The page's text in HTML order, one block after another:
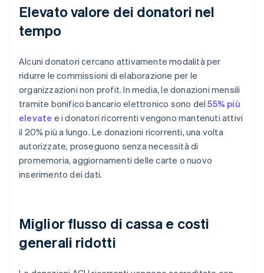
Elevato valore dei donatori nel
tempo
Alcuni donatori cercano attivamente modalità per
ridurre le commissioni di elaborazione per le
organizzazioni non profit. In media, le donazioni mensili
tramite bonifico bancario elettronico sono del55% più
elevate e i donatori ricorrenti vengono mantenuti attivi
il 20% più a lungo. Le donazioni ricorrenti, una volta
autorizzate, proseguono senza necessità di
promemoria, aggiornamenti delle carte o nuovo
inserimento dei dati.
Miglior flusso di cassa e costi
generali ridotti